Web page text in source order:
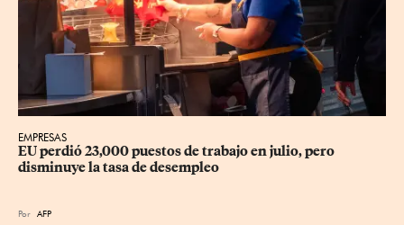
EMPRESAS
EU perdió 23,000 puestos de trabajo en julio, pero
disminuye la tasa de desempleo
Por AFP